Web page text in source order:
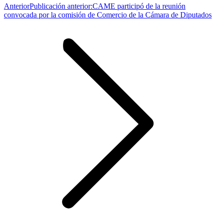
AnteriorPublicación anterior:CAME participó de la reunión
convocada por la comisión de Comercio de la Cámara de Diputados